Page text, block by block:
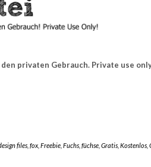
privaten Gebrauch. Private use
files, fox, Freebie, Fuchs, füchse, Gratis, Kostenlos,